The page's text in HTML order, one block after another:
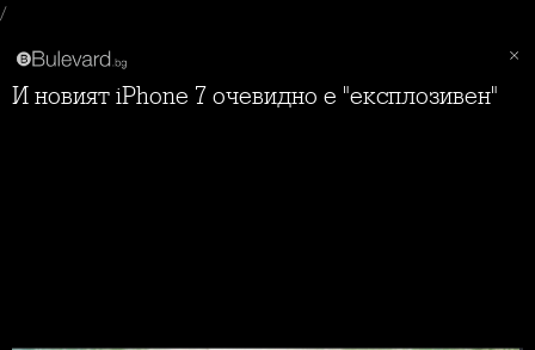
/
И новият iPhone 7 очевидно е "експлозивен"